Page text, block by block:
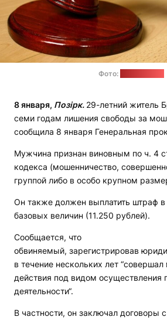
Фото:
8 января, Позірк. 29-летний житель
семи годам лишения свободы за
сообщила 8 января Генеральная
Мужчина признан виновным по ч. 4
кодекса (мошенничество,
группой либо в особо крупном
Он также должен выплатить штраф
базовых величин (11.250 рублей).
Сообщается, что
обвиняемый, зарегистрировав
в течение нескольких лет
действия под видом осуществления
деятельности“.
В частности, он заключал договоры